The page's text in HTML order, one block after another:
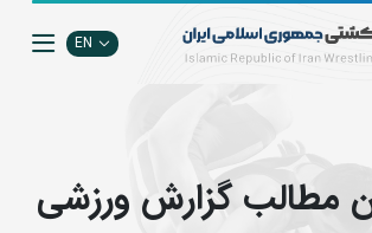
EN
مطالب گزارش ورزشی